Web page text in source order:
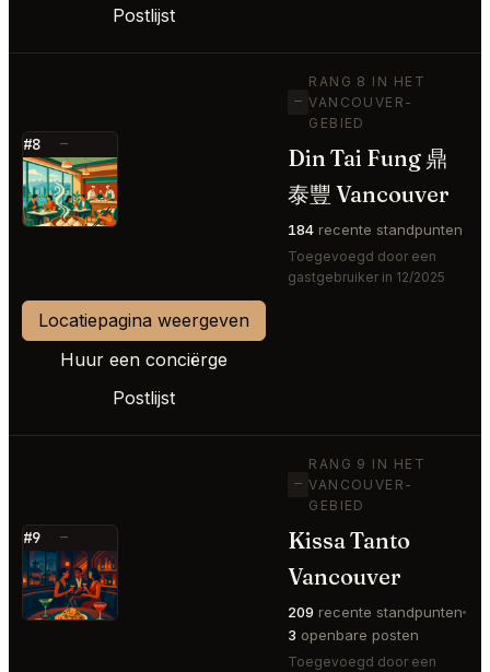
Postlijst
#8 —
⭐
—
RANG 8 IN HET
VANCOUVER-
GEBIED
Din Tai Fung 鼎
泰豐 Vancouver
184 recente standpunten
Toegevoegd door een
gastgebruiker in 12/2025
Locatiepagina weergeven
Huur een conciërge
Postlijst
#9 —
⭐
—
RANG 9 IN HET
VANCOUVER-
GEBIED
Kissa Tanto
Vancouver
209 recente standpunten
3 openbare posten
Toegevoegd door een